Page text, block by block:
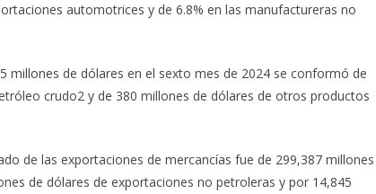
automotrices y de 6.8% en las manufactureras no
millones de dólares en el sexto mes de 2024 se conformó de
crudo2 y de 380 millones de dólares de otros productos
de las exportaciones de mercancías fue de 299,387 millones
de dólares de exportaciones no petroleras y por 14,845